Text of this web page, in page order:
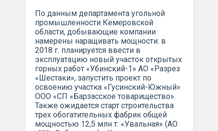
По данным департамента угольной
промышленности Кемеровской
области, добывающие компании
намерены наращивать мощности: в
2018 г. планируется ввести в
эксплуатацию новый участок открытых
горных работ «Убинский-1» АО «Разрез
«Шестаки», запустить проект по
освоению участка «Гусинский-Южный»
ООО «СП «Барзасское товарищество».
Также ожидается старт строительства
трех обогатительных фабрик общей
мощностью 12,5 млн т: «Увальная» (АО